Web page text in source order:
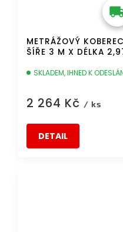
METRÁŽOVÝ
ŠÍŘE 3 M X DÉLKA
SKLADEM, IHNED K
2 264 Kč / ks
DETAIL